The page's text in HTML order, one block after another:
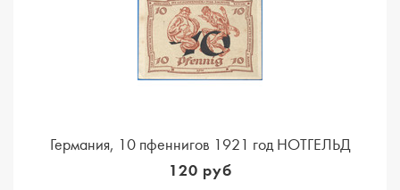
Германия, 10 пфеннигов 1921 год НОТГЕЛЬД
120 руб